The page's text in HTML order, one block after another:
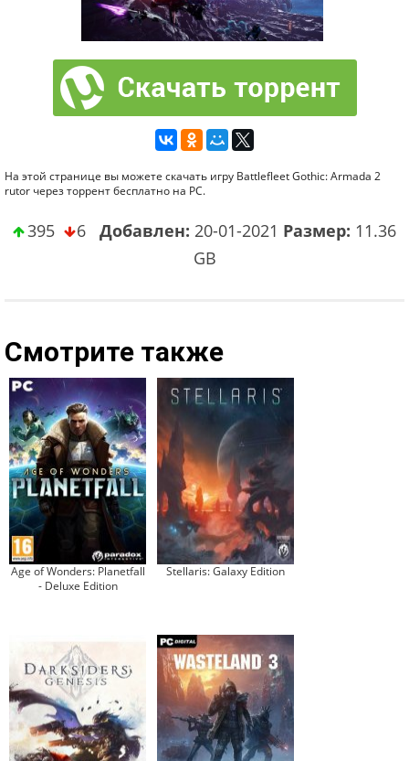
На этой странице вы можете скачать игру Battlefleet Gothic: Armada 2
rutor через торрент бесплатно на PC.
395 6 Добавлен: 20-01-2021 Размер: 11.36
GB
Смотрите также
Age of Wonders: Planetfall
- Deluxe Edition
Stellaris: Galaxy Edition